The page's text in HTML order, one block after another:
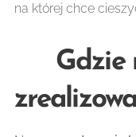
na której chce
📍 Gdzie